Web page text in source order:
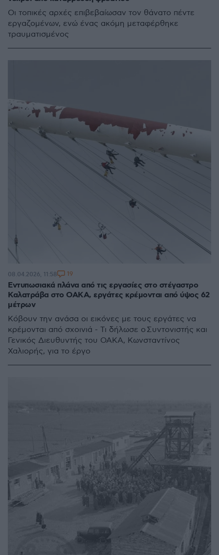
Οι τοπικές αρχές επιβεβαίωσαν τον θάνατο πέντε
εργαζομένων, ενώ ένας ακόμη μεταφέρθηκε
τραυματισμένος
Εντυπωσιακά πλάνα από τις εργασίες στο στέγαστρο
Καλατράβα στο ΟΑΚΑ, εργάτες κρέμονται από ύψος 62
μέτρων
Κόβουν την ανάσα οι εικόνες με τους εργάτες να
κρέμονται από σχοινιά - Τι δήλωσε ο Συντονιστής και
Γενικός Διευθυντής του ΟΑΚΑ, Kωνσταντίνος
Χαλιορής, για το έργο
08.04.2026, 11:58 19